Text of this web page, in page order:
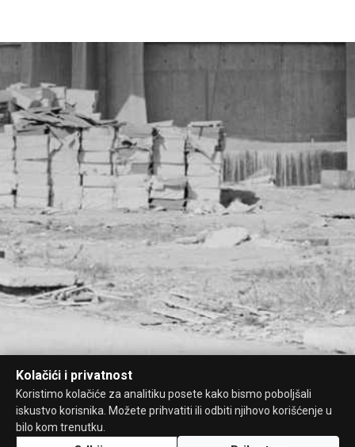
Kolačići i privatnost
Koristimo kolačiće za analitiku posete kako bismo poboljšali
iskustvo korisnika. Možete prihvatiti ili odbiti njihovo korišćenje u
bilo kom trenutku.